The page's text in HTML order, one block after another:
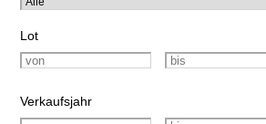
Lot
Verkaufsjahr